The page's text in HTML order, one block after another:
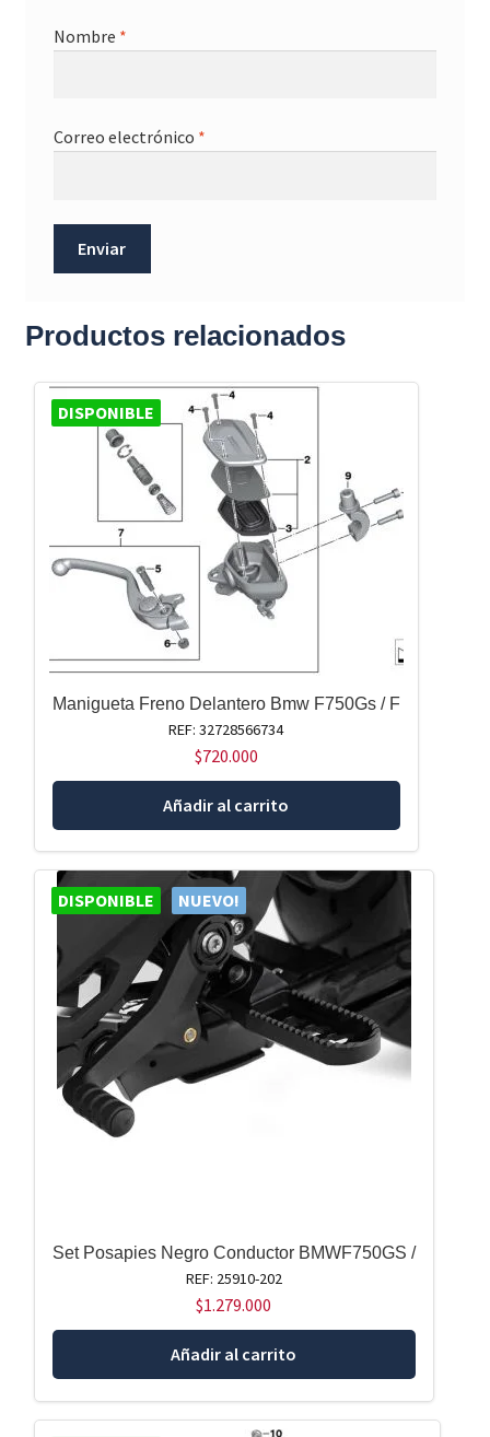
Nombre *
Correo electrónico *
Productos relacionados
DISPONIBLE
Manigueta Freno Delantero Bmw F750Gs / F
REF: 32728566734
$720.000
Añadir al carrito
DISPONIBLE NUEVO!
Set Posapies Negro Conductor BMWF750GS /
REF: 25910-202
$1.279.000
Añadir al carrito